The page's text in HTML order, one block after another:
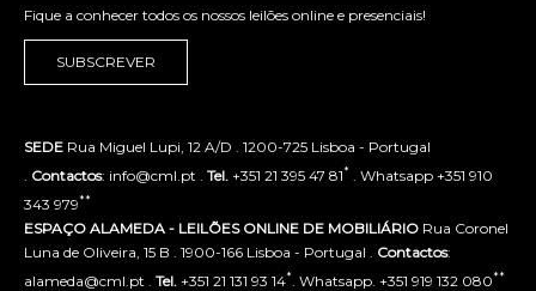
Fique a conhecer todos os nossos leilões online e presenciais!
SUBSCREVER
SEDE Rua Miguel Lupi, 12 A/D . 1200-725 Lisboa - Portugal
Contactos: info@cml.pt . Tel. +351 21 395 47 81* . Whatsapp +351 910
343 979**
ESPAÇO ALAMEDA - LEILÕES ONLINE DE MOBILIÁRIO Rua Coronel
Luna de Oliveira, 15 B . 1900-166 Lisboa - Portugal . Contactos:
alameda@cml.pt . Tel. +351 21 131 93 14* . Whatsapp. +351 919 132 080**